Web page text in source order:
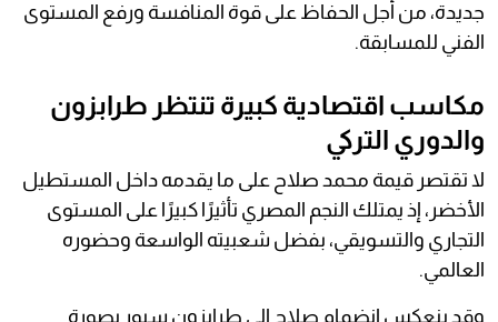
جديدة، من أجل الحفاظ على قوة المنافسة ورفع المستوى
الفني للمسابقة.
مكاسب اقتصادية كبيرة تنتظر طرابزون
والدوري التركي
لا تقتصر قيمة محمد صلاح على ما يقدمه داخل المستطيل
الأخضر، إذ يمتلك النجم المصري تأثيرًا كبيرًا على المستوى
التجاري والتسويقي، بفضل شعبيته الواسعة وحضوره
العالمي.
وقد ينعكس انضمام صلاح إلى طرابزون سبور بصورة